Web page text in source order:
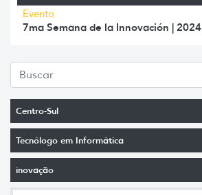
Centro-Sul
Tecnólogo em Informática
inovação
Evento
7ma Semana de la Innovación | 2024